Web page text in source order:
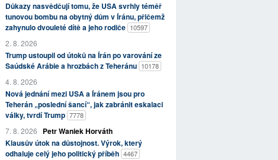
Důkazy nasvědčují tomu, že USA svrhly téměř
tunovou bombu na obytný dům v Íránu, přičemž
zahynulo dvouleté dítě a jeho rodiče 10597
2. 8. 2026
Trump ustoupil od útoků na Írán po varování ze
Saúdské Arábie a hrozbách z Teheránu 10178
4. 8. 2026
Nová jednání mezi USA a Íránem jsou pro
Teherán „poslední šancí“, jak zabránit eskalaci
války, tvrdí Trump 7778
7. 8. 2026
Petr Waniek Horváth
Klausův útok na důstojnost. Výrok, který
odhaluje celý jeho politický příběh 4467